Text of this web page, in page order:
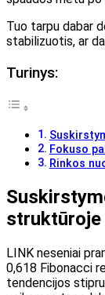
Tuo tarpu dabar
stabilizuotis, ar
Turinys:
Fokuso
Rinkos
struktūroje
LINK neseniai
0,618 Fibonacci
tendencijos